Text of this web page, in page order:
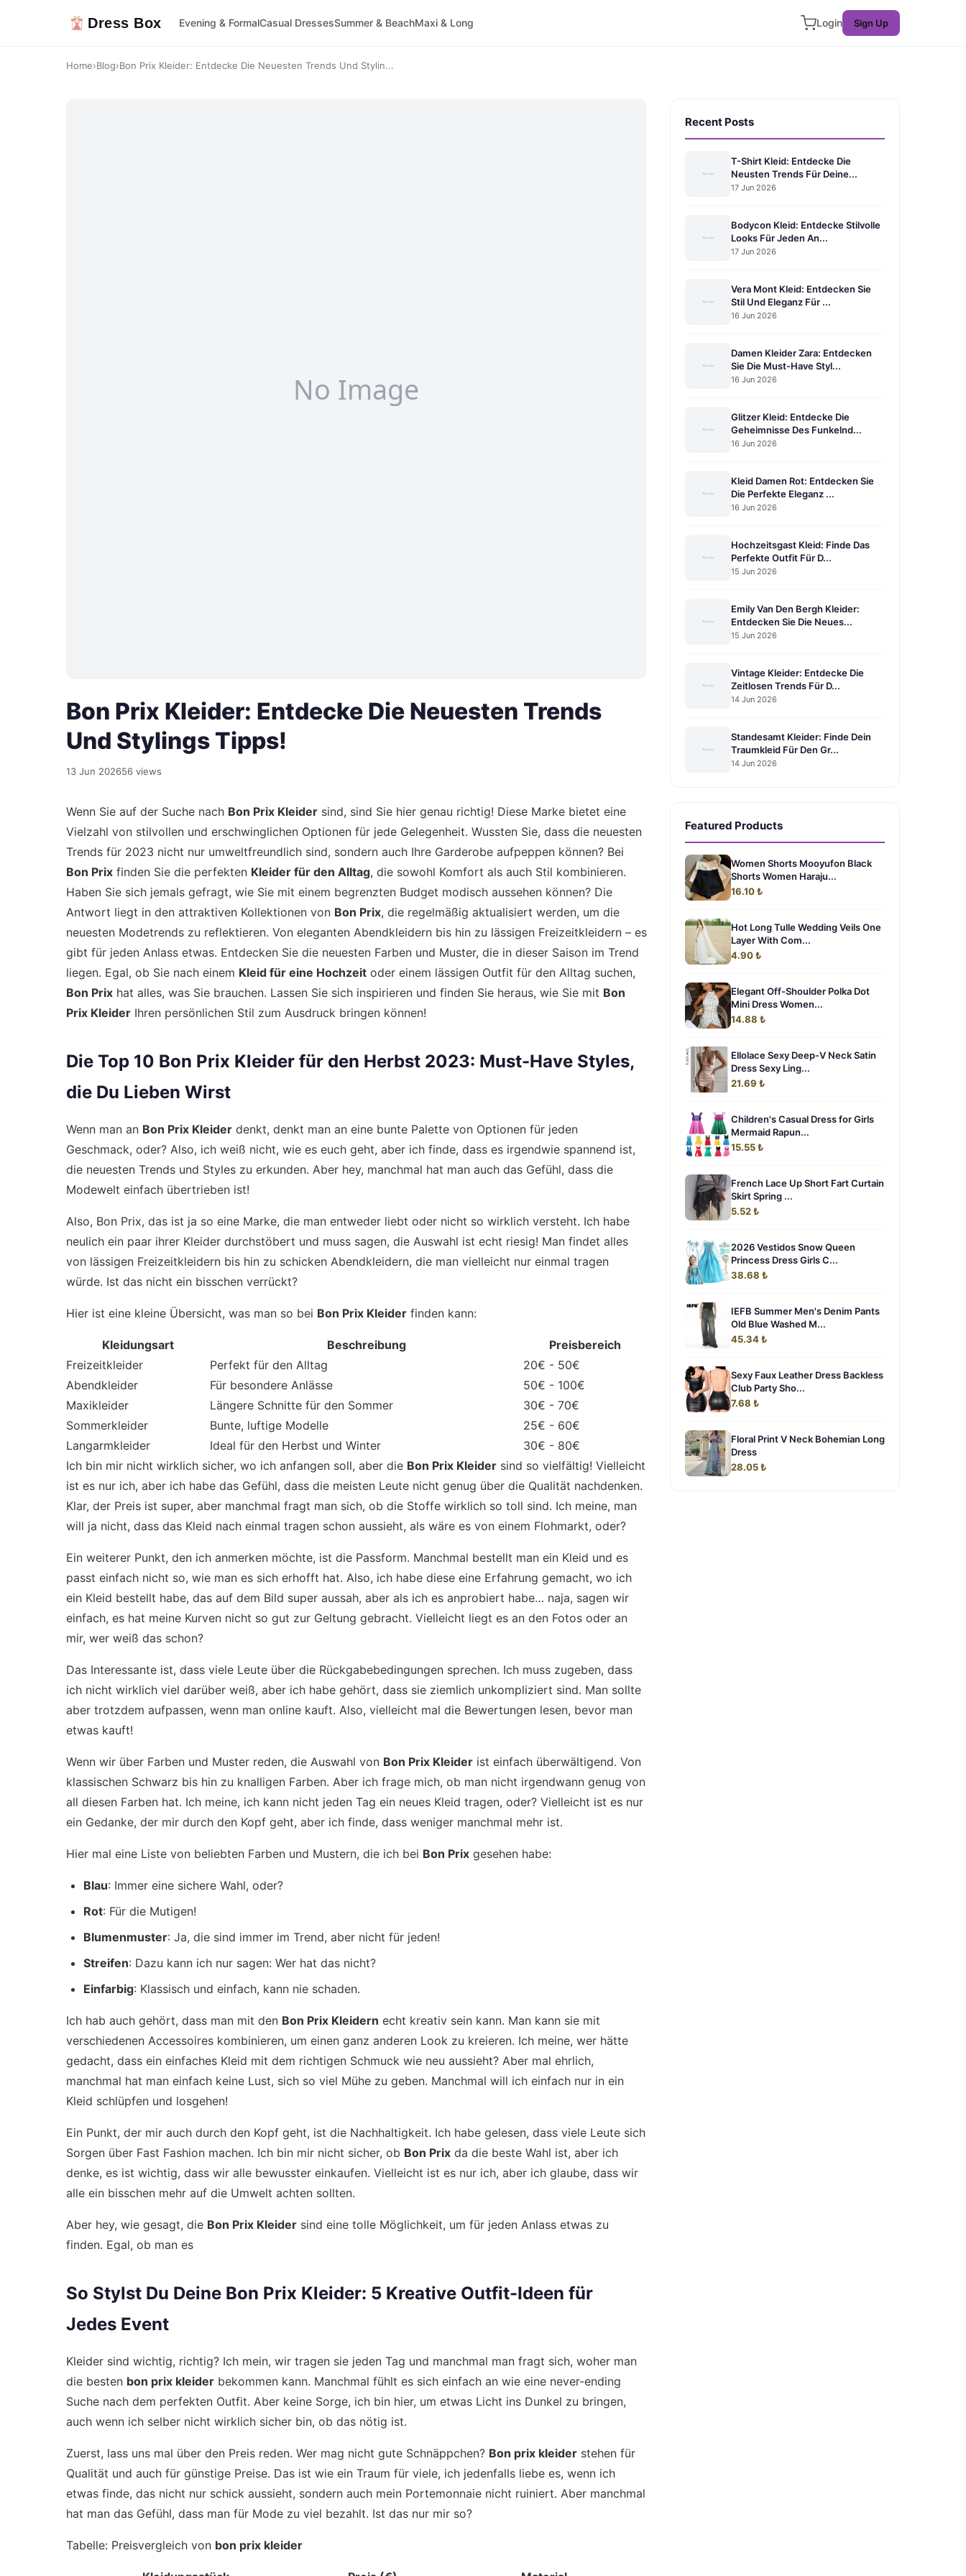
Dress Box Evening & FormalCasual DressesSummer & BeachMaxi & Long Login Sign Up
Home›Blog›Bon Prix Kleider: Entdecke Die Neuesten Trends Und Stylin...
Bon Prix Kleider: Entdecke Die Neuesten Trends
Und Stylings Tipps!
13 Jun 202656 views
Wenn Sie auf der Suche nach Bon Prix Kleider sind, sind Sie hier genau richtig! Diese Marke bietet eine
Vielzahl von stilvollen und erschwinglichen Optionen für jede Gelegenheit. Wussten Sie, dass die neuesten
Trends für 2023 nicht nur umweltfreundlich sind, sondern auch Ihre Garderobe aufpeppen können? Bei
Bon Prix finden Sie die perfekten Kleider für den Alltag, die sowohl Komfort als auch Stil kombinieren.
Haben Sie sich jemals gefragt, wie Sie mit einem begrenzten Budget modisch aussehen können? Die
Antwort liegt in den attraktiven Kollektionen von Bon Prix, die regelmäßig aktualisiert werden, um die
neuesten Modetrends zu reflektieren. Von eleganten Abendkleidern bis hin zu lässigen Freizeitkleidern – es
gibt für jeden Anlass etwas. Entdecken Sie die neuesten Farben und Muster, die in dieser Saison im Trend
liegen. Egal, ob Sie nach einem Kleid für eine Hochzeit oder einem lässigen Outfit für den Alltag suchen,
Bon Prix hat alles, was Sie brauchen. Lassen Sie sich inspirieren und finden Sie heraus, wie Sie mit Bon
Prix Kleider Ihren persönlichen Stil zum Ausdruck bringen können!
Die Top 10 Bon Prix Kleider für den Herbst 2023: Must-Have Styles,
die Du Lieben Wirst
Wenn man an Bon Prix Kleider denkt, denkt man an eine bunte Palette von Optionen für jeden
Geschmack, oder? Also, ich weiß nicht, wie es euch geht, aber ich finde, dass es irgendwie spannend ist,
die neuesten Trends und Styles zu erkunden. Aber hey, manchmal hat man auch das Gefühl, dass die
Modewelt einfach übertrieben ist!
Also, Bon Prix, das ist ja so eine Marke, die man entweder liebt oder nicht so wirklich versteht. Ich habe
neulich ein paar ihrer Kleider durchstöbert und muss sagen, die Auswahl ist echt riesig! Man findet alles
von lässigen Freizeitkleidern bis hin zu schicken Abendkleidern, die man vielleicht nur einmal tragen
würde. Ist das nicht ein bisschen verrückt?
Hier ist eine kleine Übersicht, was man so bei Bon Prix Kleider finden kann:
Kleidungsart Beschreibung
Preisbereich
Freizeitkleider
Perfekt für den Alltag
20€ - 50€
Abendkleider
Für besondere Anlässe
50€ - 100€
Maxikleider
Längere Schnitte für den Sommer
30€ - 70€
Sommerkleider
Bunte, luftige Modelle
25€ - 60€
Langarmkleider
Ideal für den Herbst und Winter
30€ - 80€
Ich bin mir nicht wirklich sicher, wo ich anfangen soll, aber die Bon Prix Kleider sind so vielfältig! Vielleicht
ist es nur ich, aber ich habe das Gefühl, dass die meisten Leute nicht genug über die Qualität nachdenken.
Klar, der Preis ist super, aber manchmal fragt man sich, ob die Stoffe wirklich so toll sind. Ich meine, man
will ja nicht, dass das Kleid nach einmal tragen schon aussieht, als wäre es von einem Flohmarkt, oder?
Ein weiterer Punkt, den ich anmerken möchte, ist die Passform. Manchmal bestellt man ein Kleid und es
passt einfach nicht so, wie man es sich erhofft hat. Also, ich habe diese eine Erfahrung gemacht, wo ich
ein Kleid bestellt habe, das auf dem Bild super aussah, aber als ich es anprobiert habe… naja, sagen wir
einfach, es hat meine Kurven nicht so gut zur Geltung gebracht. Vielleicht liegt es an den Fotos oder an
mir, wer weiß das schon?
Das Interessante ist, dass viele Leute über die Rückgabebedingungen sprechen. Ich muss zugeben, dass
ich nicht wirklich viel darüber weiß, aber ich habe gehört, dass sie ziemlich unkompliziert sind. Man sollte
aber trotzdem aufpassen, wenn man online kauft. Also, vielleicht mal die Bewertungen lesen, bevor man
etwas kauft!
Wenn wir über Farben und Muster reden, die Auswahl von Bon Prix Kleider ist einfach überwältigend. Von
klassischen Schwarz bis hin zu knalligen Farben. Aber ich frage mich, ob man nicht irgendwann genug von
all diesen Farben hat. Ich meine, ich kann nicht jeden Tag ein neues Kleid tragen, oder? Vielleicht ist es nur
ein Gedanke, der mir durch den Kopf geht, aber ich finde, dass weniger manchmal mehr ist.
Hier mal eine Liste von beliebten Farben und Mustern, die ich bei Bon Prix gesehen habe:
Blau: Immer eine sichere Wahl, oder?
Rot: Für die Mutigen!
Blumenmuster: Ja, die sind immer im Trend, aber nicht für jeden!
Streifen: Dazu kann ich nur sagen: Wer hat das nicht?
Einfarbig: Klassisch und einfach, kann nie schaden.
Ich hab auch gehört, dass man mit den Bon Prix Kleidern echt kreativ sein kann. Man kann sie mit
verschiedenen Accessoires kombinieren, um einen ganz anderen Look zu kreieren. Ich meine, wer hätte
gedacht, dass ein einfaches Kleid mit dem richtigen Schmuck wie neu aussieht? Aber mal ehrlich,
manchmal hat man einfach keine Lust, sich so viel Mühe zu geben. Manchmal will ich einfach nur in ein
Kleid schlüpfen und losgehen!
Ein Punkt, der mir auch durch den Kopf geht, ist die Nachhaltigkeit. Ich habe gelesen, dass viele Leute sich
Sorgen über Fast Fashion machen. Ich bin mir nicht sicher, ob Bon Prix da die beste Wahl ist, aber ich
denke, es ist wichtig, dass wir alle bewusster einkaufen. Vielleicht ist es nur ich, aber ich glaube, dass wir
alle ein bisschen mehr auf die Umwelt achten sollten.
Aber hey, wie gesagt, die Bon Prix Kleider sind eine tolle Möglichkeit, um für jeden Anlass etwas zu
finden. Egal, ob man es
So Stylst Du Deine Bon Prix Kleider: 5 Kreative Outfit-Ideen für
Jedes Event
Kleider sind wichtig, richtig? Ich mein, wir tragen sie jeden Tag und manchmal man fragt sich, woher man
die besten bon prix kleider bekommen kann. Manchmal fühlt es sich einfach an wie eine never-ending
Suche nach dem perfekten Outfit. Aber keine Sorge, ich bin hier, um etwas Licht ins Dunkel zu bringen,
auch wenn ich selber nicht wirklich sicher bin, ob das nötig ist.
Zuerst, lass uns mal über den Preis reden. Wer mag nicht gute Schnäppchen? Bon prix kleider stehen für
Qualität und auch für günstige Preise. Das ist wie ein Traum für viele, ich jedenfalls liebe es, wenn ich
etwas finde, das nicht nur schick aussieht, sondern auch mein Portemonnaie nicht ruiniert. Aber manchmal
hat man das Gefühl, dass man für Mode zu viel bezahlt. Ist das nur mir so?
Tabelle: Preisvergleich von bon prix kleider
Recent Posts
T-Shirt Kleid: Entdecke Die
Neusten Trends Für Deine...
17 Jun 2026
Bodycon Kleid: Entdecke Stilvolle
Looks Für Jeden An...
17 Jun 2026
Vera Mont Kleid: Entdecken Sie
Stil Und Eleganz Für ...
16 Jun 2026
Damen Kleider Zara: Entdecken
Sie Die Must-Have Styl...
16 Jun 2026
Glitzer Kleid: Entdecke Die
Geheimnisse Des Funkelnd...
16 Jun 2026
Kleid Damen Rot: Entdecken Sie
Die Perfekte Eleganz ...
16 Jun 2026
Hochzeitsgast Kleid: Finde Das
Perfekte Outfit Für D...
15 Jun 2026
Emily Van Den Bergh Kleider:
Entdecken Sie Die Neues...
15 Jun 2026
Vintage Kleider: Entdecke Die
Zeitlosen Trends Für D...
14 Jun 2026
Standesamt Kleider: Finde Dein
Traumkleid Für Den Gr...
14 Jun 2026
Featured Products
Women Shorts Mooyufon Black
Shorts Women Haraju...
16.10 ₺
Hot Long Tulle Wedding Veils One
Layer With Com...
4.90 ₺
Elegant Off-Shoulder Polka Dot
Mini Dress Women...
14.88 ₺
Ellolace Sexy Deep-V Neck Satin
Dress Sexy Ling...
21.69 ₺
Children's Casual Dress for Girls
Mermaid Rapun...
15.55 ₺
French Lace Up Short Fart Curtain
Skirt Spring ...
5.52 ₺
2026 Vestidos Snow Queen
Princess Dress Girls C...
38.68 ₺
IEFB Summer Men's Denim Pants
Old Blue Washed M...
45.34 ₺
Sexy Faux Leather Dress Backless
Club Party Sho...
7.68 ₺
Floral Print V Neck Bohemian Long
Dress
28.05 ₺